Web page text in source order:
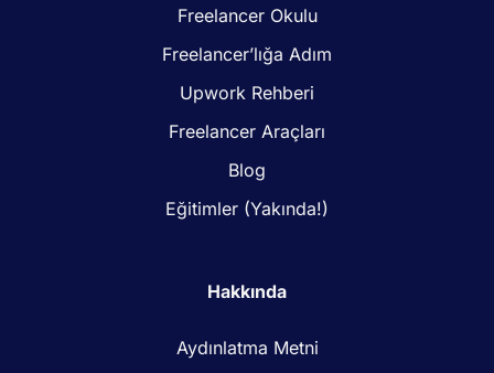
Freelancer Okulu
Freelancer’lığa Adım
Upwork Rehberi
Freelancer Araçları
Blog
Eğitimler (Yakında!)
Hakkında
Aydınlatma Metni